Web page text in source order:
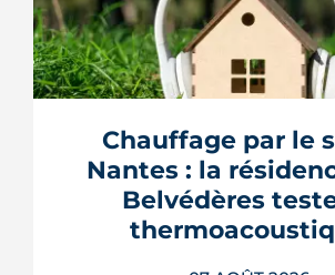
Chauffage par le
Nantes : la
Belvédères